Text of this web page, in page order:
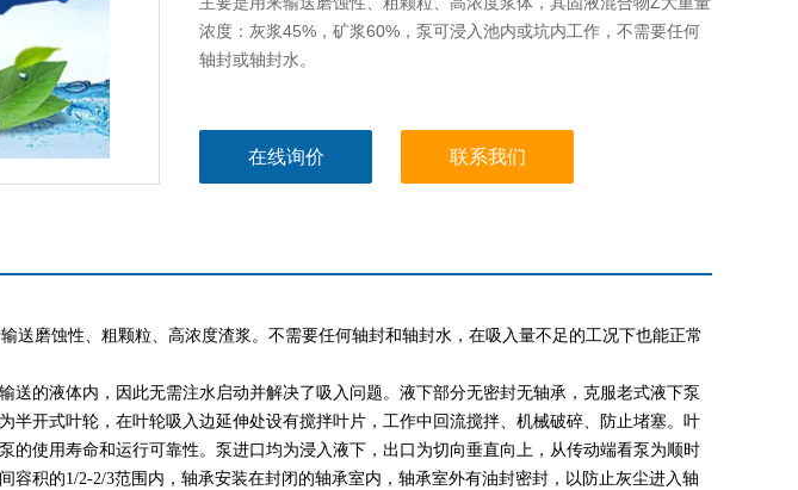
浓度：灰浆45%，矿浆60%，泵可浸入池内或坑内工作，不需要任何
轴封或轴封水。
在线询价 联系我们
送磨蚀性、粗颗粒、高浓度渣浆。不需要任何轴封和轴封水，在吸入量不足的工况下也能正常
送的液体内，因此无需注水启动并解决了吸入问题。液下部分无密封无轴承，克服老式液下泵
半开式叶轮，在叶轮吸入边延伸处设有搅拌叶片，工作中回流搅拌、机械破碎、防止堵塞。叶
的使用寿命和运行可靠性。泵进口均为浸入液下，出口为切向垂直向上，从传动端看泵为顺时
容积的1/2-2/3范围内，轴承安装在封闭的轴承室内，轴承室外有油封密封，以防止灰尘进入轴